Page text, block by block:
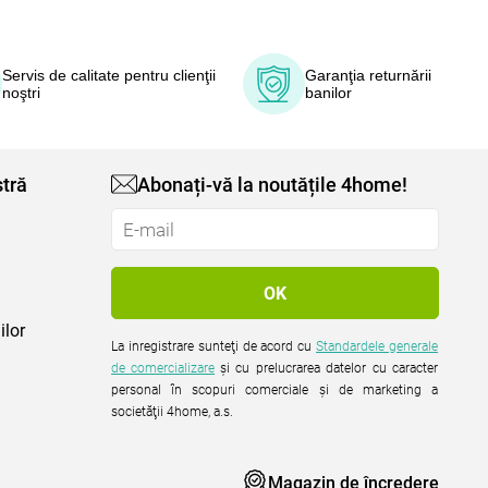
Servis de calitate pentru clienţii
noştri
Garanţia returnării
banilor
Abonați-vă la noutățile 4home!
La inregistrare sunteţi de acord cuStandardele generale
de comercializare şi cu prelucrarea datelor cu caracter
personal în scopuri comerciale şi de marketing a
societăţii 4home, a.s.
Magazin de încredere